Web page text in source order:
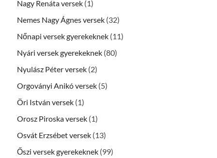
Nagy Renáta versek (1)
Nemes Nagy Ágnes versek (32)
Nőnapi versek gyerekeknek (11)
Nyári versek gyerekeknek (80)
Nyulász Péter versek (2)
Orgoványi Anikó versek (5)
Öri István versek (1)
Orosz Piroska versek (1)
Osvát Erzsébet versek (13)
Őszi versek gyerekeknek (99)